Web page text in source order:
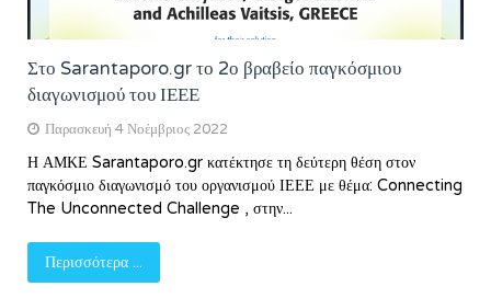
Στο Sarantaporo.gr το 2ο βραβείο παγκόσμιου
διαγωνισμού του ΙΕΕΕ
Παρασκευή 4 Νοέμβριος 2022
Η ΑΜΚΕ Sarantaporo.gr κατέκτησε τη δεύτερη θέση στον
παγκόσμιο διαγωνισμό του οργανισμού ΙΕΕΕ με θέμα: Connecting
The Unconnected Challenge , στην...
Περισσότερα ...